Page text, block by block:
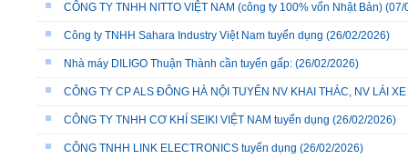
CÔNG TY TNHH NITTO VIỆT NAM (công ty 100% vốn Nhật Bản) (07/
Công ty TNHH Sahara Industry Việt Nam tuyển dụng (26/02/2026)
Nhà máy DILIGO Thuận Thành cần tuyển gấp: (26/02/2026)
CÔNG TY CP ALS ĐÔNG HÀ NỘI TUYỂN NV KHAI THÁC, NV LÁI
CÔNG TY TNHH CƠ KHÍ SEIKI VIỆT NAM tuyển dụng (26/02/2026)
CÔNG TNHH LINK ELECTRONICS tuyển dụng (26/02/2026)